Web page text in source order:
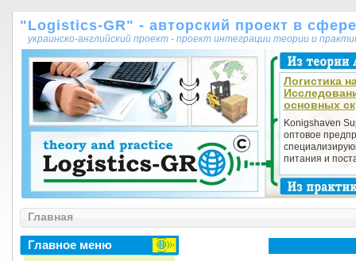
"Logistics-GR" - авторский проект в
украинско-английский проект - проект интеграции теории и
Логистика
основных ск
Konigshaven
оптовое
питания и
Главная
Главное меню